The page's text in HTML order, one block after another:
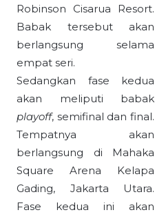
Robinson Cisarua Resort.
Babak tersebut akan
berlangsung selama
empat seri.
Sedangkan fase kedua
akan meliputi babak
playoff, semifinal dan final.
Tempatnya akan
berlangsung di Mahaka
Square Arena Kelapa
Gading, Jakarta Utara.
Fase kedua ini akan